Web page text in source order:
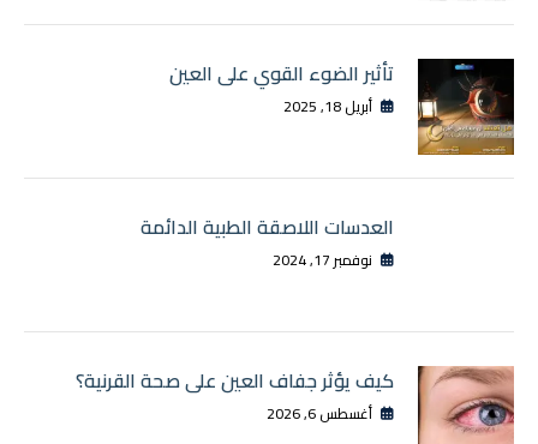
تأثير الضوء القوي على العين
أبريل 18, 2025
العدسات اللاصقة الطبية الدائمة
نوفمبر 17, 2024
كيف يؤثر جفاف العين على صحة القرنية؟
أغسطس 6, 2026